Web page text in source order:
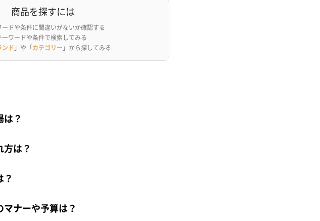
商品を探すには
ードや条件に間違いがないか確認する
ーワードや条件で検索してみる
ンド 」や「カテゴリー 」から探してみる
？
は？
ナーや予算は？